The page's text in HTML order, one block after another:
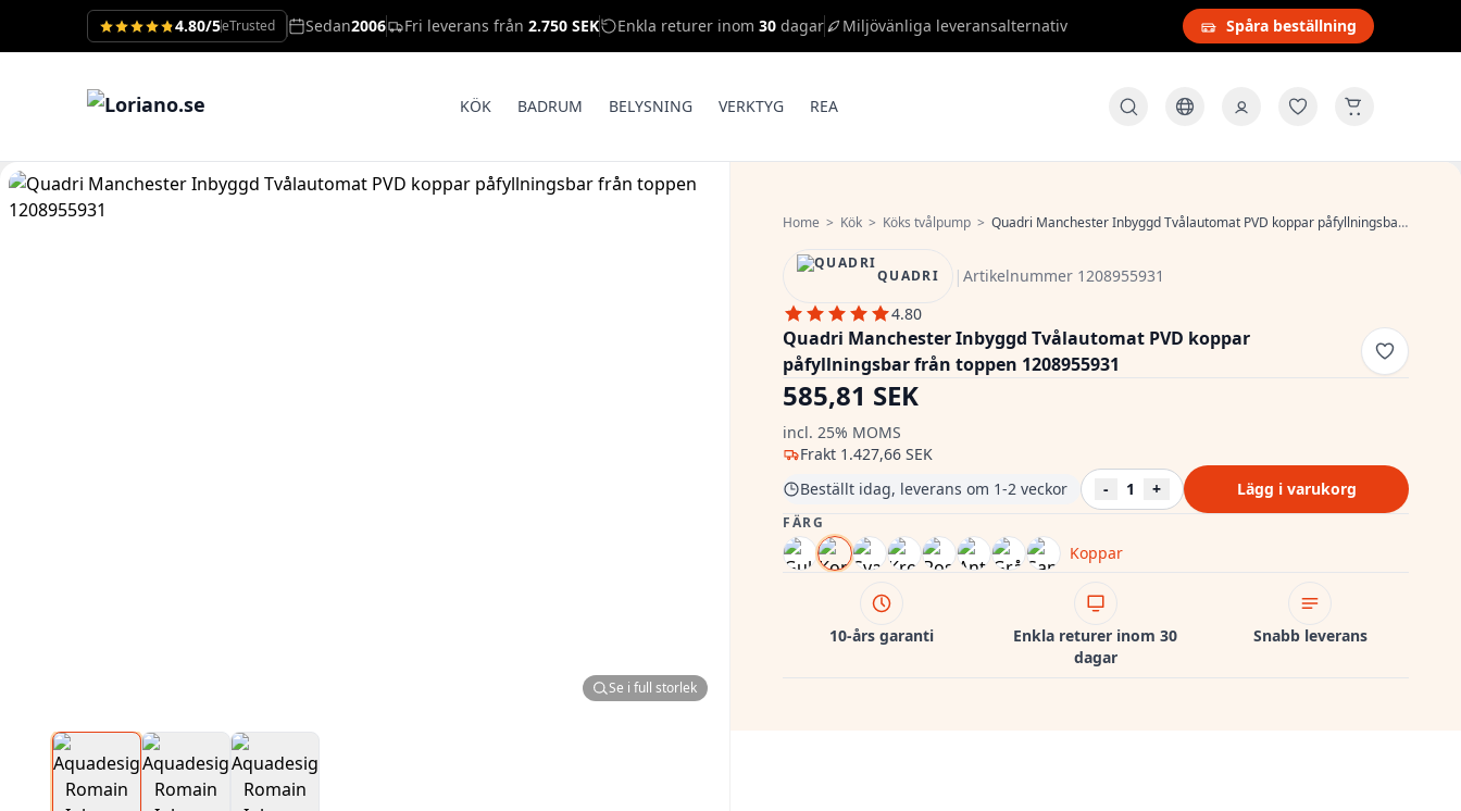
4.80/5eTrusted Sedan2006 Fri leverans från 2.750 SEK Enkla returer inom 30 dagar Miljövänliga leveransalternativ Spåra beställning
KÖK BADRUM BELYSNING VERKTYG REA
Se i full storlek
Home > Kök > Köks tvålpump > Quadri Manchester Inbyggd Tvålautomat PVD koppar påfyllningsbar från toppen 1208955931
QUADRI |Artikelnummer 1208955931
4.80
Quadri Manchester Inbyggd Tvålautomat PVD koppar
påfyllningsbar från toppen 1208955931
585,81 SEK
incl. 25% MOMS
Frakt 1.427,66 SEK
Beställt idag, leverans om 1-2 veckor
- 1 + Lägg i varukorg
FÄRG
Koppar
10-års garanti
Enkla returer inom 30
dagar
Snabb leverans